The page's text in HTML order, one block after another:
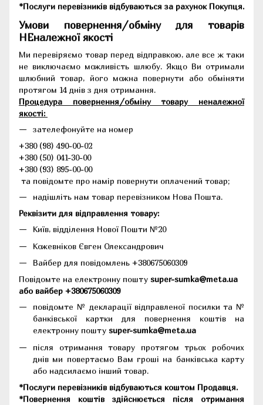
*Послуги перевізників відбуваються за рахунок Покупця.
Умови повернення/обміну для товарів
НЕналежної якості
Ми перевіряємо товар перед відправкою, але все ж таки
не виключаємо можливість шлюбу. Якщо Ви отримали
шлюбний товар, його можна повернути або обміняти
протягом 14 днів з дня отримання.
Процедура повернення/обміну товару неналежної
якості:
зателефонуйте на номер
+380 (98) 490-00-02
+380 (50) 041-30-00
+380 (93) 895-00-00
та повідомте про намір повернути оплачений товар;
надішліть нам товар перевізником Нова Пошта.
Реквізити для відправлення товару:
Київ, відділення Нової Пошти №20
Кожевніков Євген Олександрович
Вайбер для повідомлень +380675060309
Повідомте на електронну пошту super-sumka@meta.ua
або вайбер +380675060309
повідомте № декларації відправленої посилки та №
банківської картки для повернення коштів на
електронну пошту super-sumka@meta.ua
після отримання товару протягом трьох робочих
днів ми повертаємо Вам гроші на банківська карту
або надсилаємо інший товар.
*Послуги перевізників відбуваються коштом Продавця.
*Повернення коштів здійснюється після отримання